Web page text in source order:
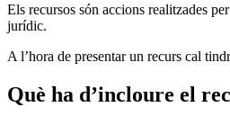
Els recursos són accions realitzades
jurídic.
A l’hora de presentar un recurs cal
Què ha d’incloure el